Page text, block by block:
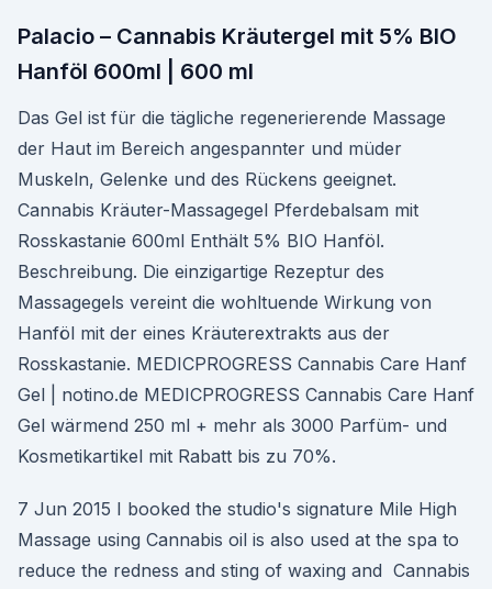
Palacio – Cannabis Kräutergel mit 5% BIO
Hanföl 600ml | 600 ml
Das Gel ist für die tägliche regenerierende Massage
der Haut im Bereich angespannter und müder
Muskeln, Gelenke und des Rückens geeignet.
Cannabis Kräuter-Massagegel Pferdebalsam mit
Rosskastanie 600ml Enthält 5% BIO Hanföl.
Beschreibung. Die einzigartige Rezeptur des
Massagegels vereint die wohltuende Wirkung von
Hanföl mit der eines Kräuterextrakts aus der
Rosskastanie. MEDICPROGRESS Cannabis Care Hanf
Gel | notino.de MEDICPROGRESS Cannabis Care Hanf
Gel wärmend 250 ml + mehr als 3000 Parfüm- und
Kosmetikartikel mit Rabatt bis zu 70%.
7 Jun 2015 I booked the studio's signature Mile High
Massage using Cannabis oil is also used at the spa to
reduce the redness and sting of waxing and Cannabis